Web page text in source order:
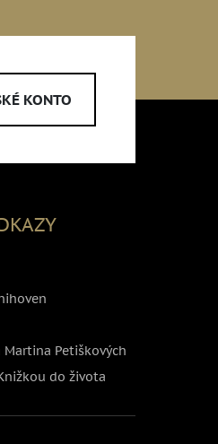
KONTO
Petiškových
do života